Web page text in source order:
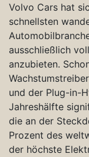
Volvo Cars hat
schnellsten
ausschließlich
anzubieten.
und der Plug-in-
Jahreshälfte
die an der
Prozent des
der höchste